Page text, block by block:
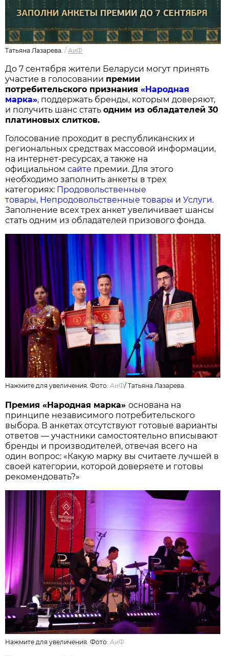
Татьяна Лазарева. /АиФ
До 7 сентября жители Беларуси могут принять
участие в голосовании премии
потребительского признания«Народная
марка», поддержать бренды, которым доверяют,
и получить шанс статьодним из обладателей 30
платиновых слитков.
Голосование проходит в республиканских и
региональных средствах массовой информации,
на интернет-ресурсах, а также на
официальномсайте премии. Для этого
необходимо заполнить анкеты в трех
категориях: Продовольственные
товары, Непродовольственные товары иУслуги.
Заполнение всех трех анкет увеличивает шансы
стать одним из обладателей призового фонда.
Нажмите для увеличения. Фото:АиФ/Татьяна Лазарева.
Премия «Народная марка»основана на
принципе независимого потребительского
выбора. В анкетах отсутствуют готовые варианты
ответов — участники самостоятельно вписывают
бренды и производителей, отвечая всего на
один вопрос: «Какую марку вы считаете лучшей в
своей категории, которой доверяете и готовы
рекомендовать?»
Нажмите для увеличения. Фото:АиФ